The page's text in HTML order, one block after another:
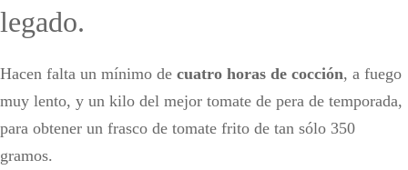
legado.
Hacen falta un mínimo de cuatro horas de cocción, a fuego
muy lento, y un kilo del mejor tomate de pera de temporada,
para obtener un frasco de tomate frito de tan sólo 350
gramos.